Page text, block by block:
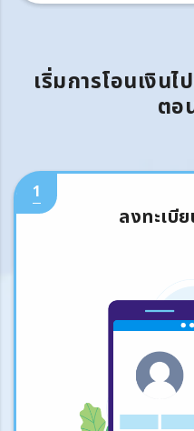
เริ่มการโอนเงิน
ตอ
1
ลงทะเบี